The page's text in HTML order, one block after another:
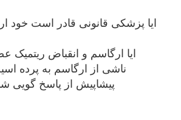
ایا پزشکی قانونی قادر است خود
ایا ارگاسم و انقباض ریتمیک
ناشی از ارگاسم به پرده
پیشاپیش از پاسخ گویی